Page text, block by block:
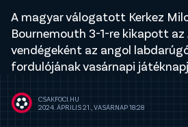
A magyar válogatott Kerkez
Bournemouth 3-1-re kikapott az
vendégeként az angol
fordulójának vasárnapi
CSAKFOCI.HU
2024. ÁPRILIS 21., VASÁRNAP 18:28